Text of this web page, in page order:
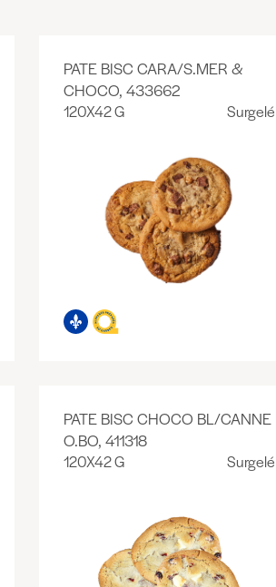
PATE BISC CARA/S.MER &
CHOCO, 433662
120X42 G Surgelé
PATE BISC CHOCO BL/CANNE
O.BO, 411318
120X42 G Surgelé